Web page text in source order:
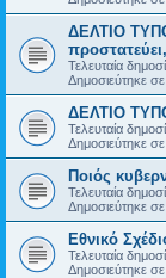
ΔΕΛΤΙΟ
Τελευταία
Δημοσιεύτηκε σε
ΔΕΛΤΙΟ
Τελευταία
Δημοσιεύτηκε σε
Ποιός
Τελευταία
Δημοσιεύτηκε σε
Eθνικό
Τελευταία
Δημοσιεύτηκε σε